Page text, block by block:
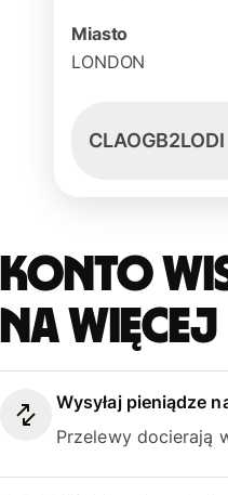
Miasto
LONDON
CLAOGB2LODI
Konto
na więcej
Wysyłaj pieniądze
Przelewy docierają